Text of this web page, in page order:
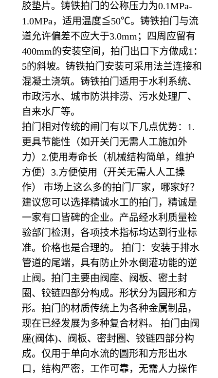
胶垫片。铸铁拍门的公称压力为0.1MPa-
1.0MPa，适用温度≦50℃。铸铁拍门与流
道允许偏差不应大于3.0mm；四周应留有
400mm的安装空间，拍门出口下方做成1：
5的斜坡。铸铁拍门安装可采用法兰连接和
混凝土浇筑。铸铁拍门适用于水利系统、
市政污水、城市防洪排涝、污水处理厂、
自来水厂等。
拍门相对传统的闸门有以下几点优势：1.
更具节能性（如开关门无需人工施加外
力）2.使用寿命长（机械结构简单，维护
方便）3.方便使用（开关无需人人工操
作） 市场上这么多的拍门厂家，哪家好？
建议您可以选择精诚水工的拍门，精诚是
一家有口皆碑的企业。产品经水利质量检
验部门检测，各项技术指标均达到行业标
准。价格也是合理的。 拍门：安装于排水
管道的尾端，具有防止外水倒灌功能的逆
止阀。拍门主要由阀座、阀板、密土封
圈、铰链四部分构成。形状分为圆形和方
形。拍门的材质传统上为各种金属制品，
现在已经发展为多种复合材料。 拍门由阀
座(阀体)、阀板、密封圈、铰链四部分构
成。仅用于单向水流的圆形和方形出水
口，结构严密，工作可靠，无需人力操作